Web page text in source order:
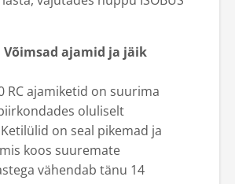
Võimsad ajamid ja jäik
RC ajamiketid on suurima
oluliselt
on seal pikemad ja
koos suuremate
vähendab tänu 14